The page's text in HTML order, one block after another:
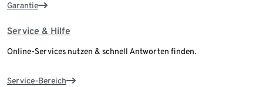
Garantie
Service & Hilfe
Online-Services nutzen & schnell Antworten finden.
Service-Bereich